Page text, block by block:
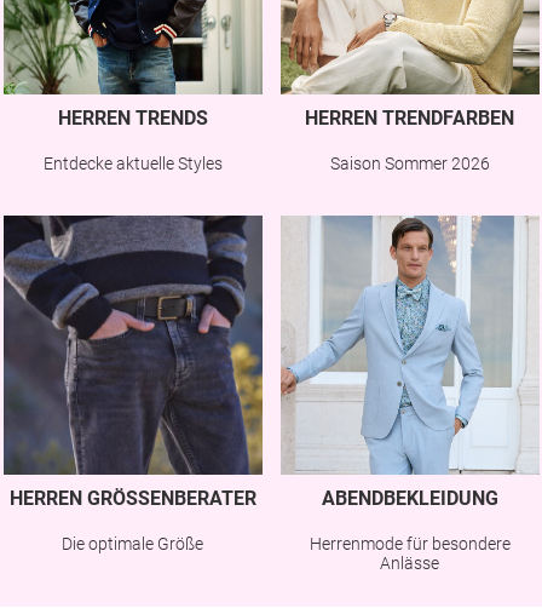
HERREN TRENDS
Entdecke aktuelle Styles
HERREN TRENDFARBEN
Saison Sommer 2026
HERREN GRÖSSENBERATER
Die optimale Größe
ABENDBEKLEIDUNG
Herrenmode für besondere
Anlässe